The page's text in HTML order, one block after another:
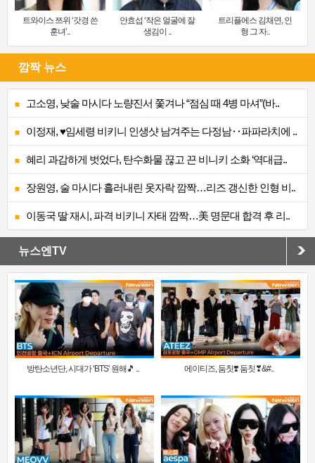
트와이스 쯔위 ‘갓경 쓴
훈녀’..
안효섭 ‘작은 얼굴에 잘
생김이 ..
트리플에스 김채연, 인
형 그 자..
깜짝 뉴스
고소영, 낮술 마시다 노량진서 쫓겨나 “점심 때 4병 마셔”(바..
이정재, ♥임세령 비키니 인생샷 남겨주는 다정남‥파파라치에 ..
혜리 과감하게 벗었다, 탄수화물 끊고 끈 비니키 소화 ‘역대급..
장원영, 술 마시다 흘러내린 옷자락 깜짝…리즈 갱신한 인형 비..
이동국 딸 재시, 파격 비키니 자태 깜짝…美 명문대 합격 후 리..
뉴스엔TV
방탄소년단, 시대가 ‘BTS’ 원해🎵 .. 에이티즈, 둠칫❣️ 둠칫❣&#..